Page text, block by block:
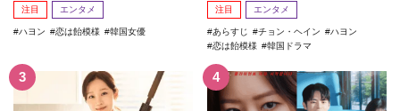
注目 エンタメ
ハヨン 恋は飴模様 韓国女優
注目 エンタメ
あらすじ チョン・ヘイン
ハヨン
恋は飴模様
韓国ドラマ